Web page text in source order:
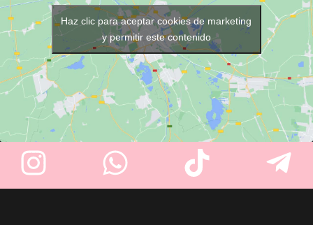
Marrón, Gris Plata, Azul y
Fucsia). Su tejido ligero y
resistente garantiza comodidad
y un uso profesional diario.
Haz clic para aceptar cookies de marketing
y permitir este contenido